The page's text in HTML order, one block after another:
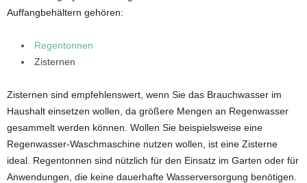
Auffangbehältern gehören:
Regentonnen
Zisternen
Zisternen sind empfehlenswert, wenn Sie das Brauchwasser im
Haushalt einsetzen wollen, da größere Mengen an Regenwasser
gesammelt werden können. Wollen Sie beispielsweise eine
Regenwasser-Waschmaschine nutzen wollen, ist eine Zisterne
ideal. Regentonnen sind nützlich für den Einsatz im Garten oder für
Anwendungen, die keine dauerhafte Wasserversorgung benötigen.